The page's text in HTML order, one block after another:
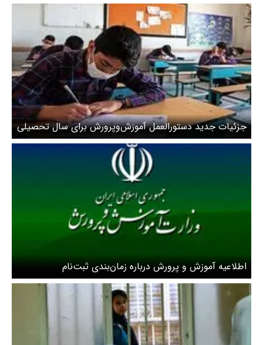
جزئیات جدید دستورالعمل آموزش‌وپرورش برای سال تحصیلی
۱۴۰۵–۱۴۰۴
اطلاعیه آموزش و پرورش درباره زمان‌بندی ثبت‌نام
دانش‌آموزان